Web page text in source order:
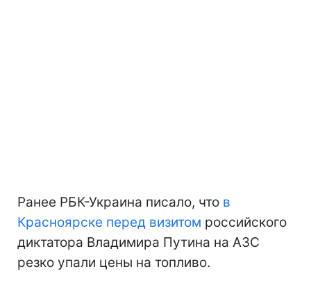
Ранее РБК-Украина писало, что в
Красноярске перед визитом российского
диктатора Владимира Путина на АЗС
резко упали цены на топливо.